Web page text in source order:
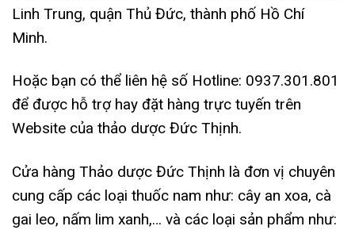
Linh Trung, quận Thủ Đức, thành phố Hồ Chí
Minh.
Hoặc bạn có thể liên hệ số Hotline: 0937.301.801
để được hỗ trợ hay đặt hàng trực tuyến trên
Website của thảo dược Đức Thịnh.
Cửa hàng Thảo dược Đức Thịnh là đơn vị chuyên
cung cấp các loại thuốc nam như: cây an xoa, cà
gai leo, nấm lim xanh,… và các loại sản phẩm như: